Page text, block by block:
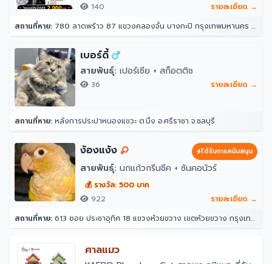
140
รายละเอียด →
สถานที่หาย: 780 ลาดพร้าว 87 แขวงคลองจั่น บางกะปิ กรุงเทพมหานคร 10240
เบอร์ดี้
สายพันธุ์: เปอร์เซีย + สก็อตติช
36 รายละเอียด →
สถานที่หาย: หลังการประปาหนองแขวะ ต.บึง อ.ศรีราชา จ.ชลบุรี
ง้องแง้ง ได้รับการสนับสนุน
สายพันธุ์: นกแก้วกรีนชีค + ซันคอนัวร์
💰 รางวัล: 500 บาท
922
รายละเอียด →
สถานที่หาย: 613 ซอย ประชาอุทิศ 18 แขวงห้วยขวาง เขตห้วยขวาง กรุงเทพมหานคร 10310
ศาลแมว